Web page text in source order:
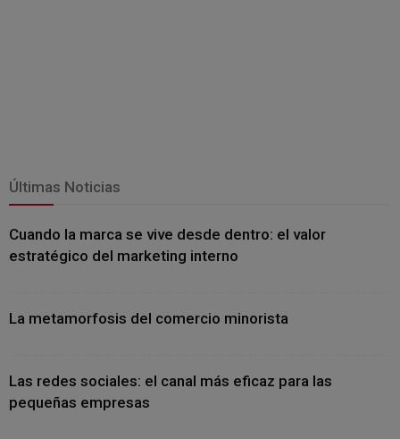
Últimas Noticias
Cuando la marca se vive desde dentro: el valor
estratégico del marketing interno
La metamorfosis del comercio minorista
Las redes sociales: el canal más eficaz para las
pequeñas empresas